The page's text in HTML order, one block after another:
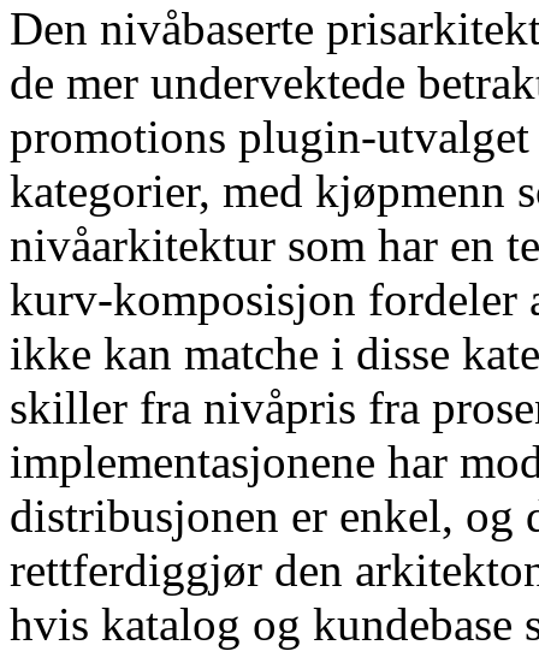
Den nivåbaserte
de mer undervektede
promotions plugin-
kategorier, med kjøpmenn
nivåarkitektur som har en
kurv-komposisjon fordeler
ikke kan matche i disse
skiller fra nivåpris fra
implementasjonene har
distribusjonen er enkel, og
rettferdiggjør den
hvis katalog og